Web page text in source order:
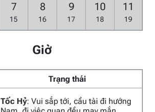
7
15
8
16
9
17
10
18
11
19
Giờ
Trạng thái
Tốc Hỷ: Vui sắp tới, cầu tài đi hướng